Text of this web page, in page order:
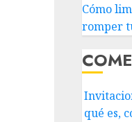
Cómo
romper
qué es,